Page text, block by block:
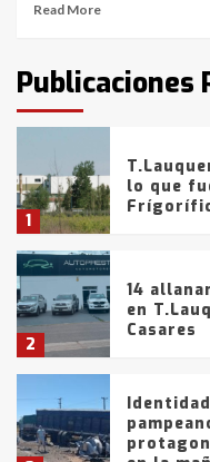
Read More
Publicaciones
fueron
tarde del
1
lo que
2
14
en
Casares